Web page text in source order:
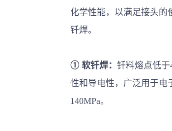
化学性能，以满足接头的
钎焊。
① 软钎焊： 钎料熔点低
性和导电性，广泛用于电
140MPa。